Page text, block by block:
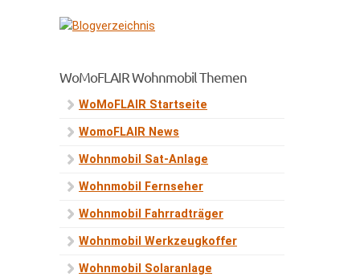
WoMoFLAIR Wohnmobil Themen
WoMoFLAIR Startseite
WomoFLAIR News
Wohnmobil Sat-Anlage
Wohnmobil Fernseher
Wohnmobil Fahrradträger
Wohnmobil Werkzeugkoffer
Wohnmobil Solaranlage